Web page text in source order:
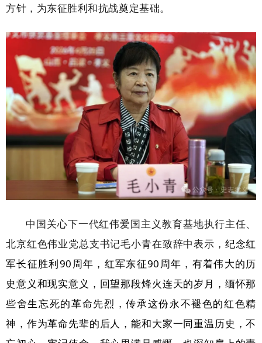
方针，为东征胜利和抗战奠定基础。
中国关心下一代红伟爱国主义教育基地执行主任、
北京红色伟业党总支书记毛小青在致辞中表示， 纪念红
军长征胜利90周年，红军东征90周年，有着伟大的历
史意义和现实意义，回望那段烽火连天的岁月，缅怀那
些舍生忘死的革命先烈，传承这份永不褪色的红色精
神，作为革命先辈的后人，能和大家一同重温历史，不